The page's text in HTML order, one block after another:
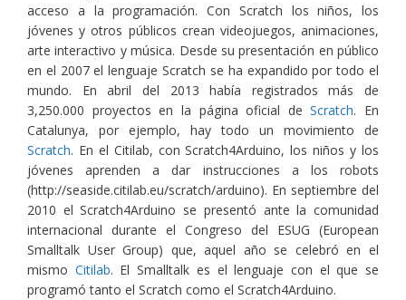
acceso a la programación. Con Scratch los niños, los
jóvenes y otros públicos crean videojuegos, animaciones,
arte interactivo y música. Desde su presentación en público
en el 2007 el lenguaje Scratch se ha expandido por todo el
mundo. En abril del 2013 había registrados más de
3,250.000 proyectos en la página oficial deScratch. En
Catalunya, por ejemplo, hay todo un movimiento de
Scratch. En el Citilab, con Scratch4Arduino, los niños y los
jóvenes aprenden a dar instrucciones a los robots
(http://seaside.citilab.eu/scratch/arduino). En septiembre del
2010 el Scratch4Arduino se presentó ante la comunidad
internacional durante el Congreso del ESUG (European
Smalltalk User Group) que, aquel año se celebró en el
mismo Citilab. El Smalltalk es el lenguaje con el que se
programó tanto el Scratch como el Scratch4Arduino.